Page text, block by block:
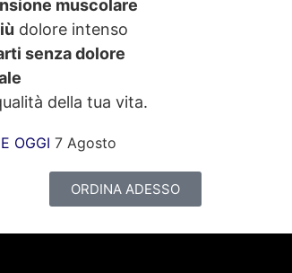
muscolare
dolore intenso
senza dolore
della tua vita.
OGGI 7 Agosto
ORDINA ADESSO